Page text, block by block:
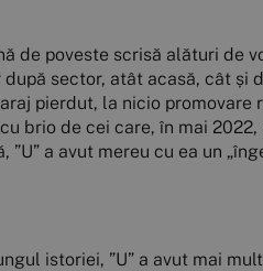
de poveste scrisă alături de
sector, atât acasă, cât și
pierdut, la nicio promovare
brio de cei care, în mai 2022,
a avut mereu cu ea un
istoriei, ”U” a avut mai